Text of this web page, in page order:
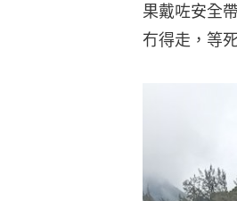
果戴咗安全
冇得走，等